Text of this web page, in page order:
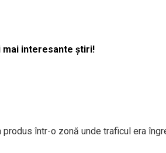
mai interesante știri!
într-o zonă unde traficul era